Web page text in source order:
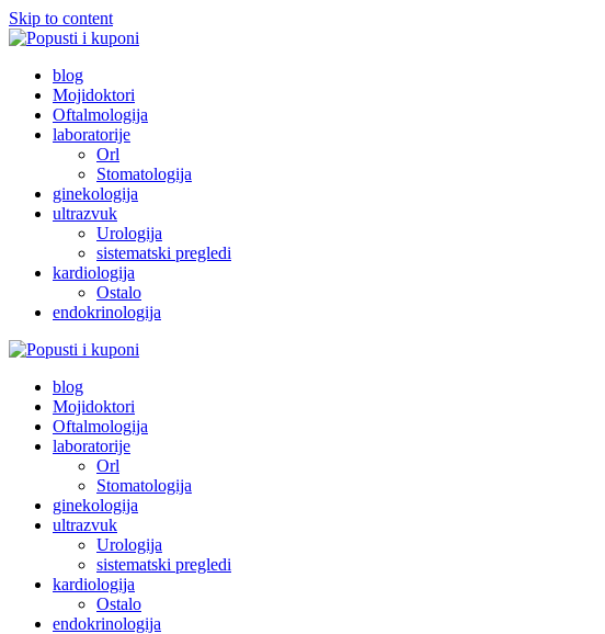
Skip to content
Popusti i kuponi
Popusti Beograd
blog
Mojidoktori
Oftalmologija
laboratorije
Orl
Stomatologija
ginekologija
ultrazvuk
Urologija
sistematski pregledi
kardiologija
Ostalo
endokrinologija
Popusti i kuponi
Popusti Beograd
blog
Mojidoktori
Oftalmologija
laboratorije
Orl
Stomatologija
ginekologija
ultrazvuk
Urologija
sistematski pregledi
kardiologija
Ostalo
endokrinologija